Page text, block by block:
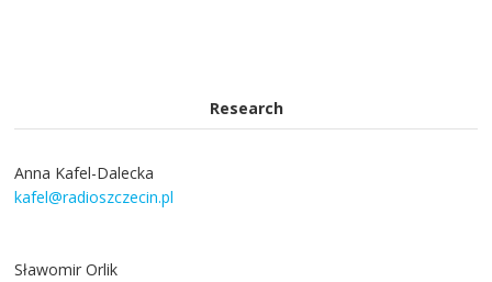
Research
Anna Kafel-Dalecka
kafel@radioszczecin.pl
Sławomir Orlik